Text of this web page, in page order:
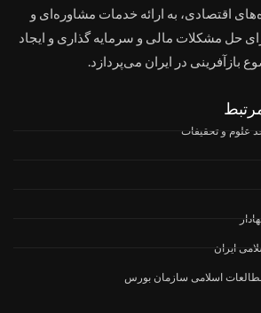
اقتصادی، به ارائه خدمات مشاوره‌ای و
حل مشکلات مالی و سرمایه گذاری و ایجاد
در ایران می‌پردازد.
علوم و تحقیفات
ایران
اسلامی سازمان بورس